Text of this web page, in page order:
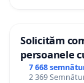
Solicităm
persoanele
7 668
2 369